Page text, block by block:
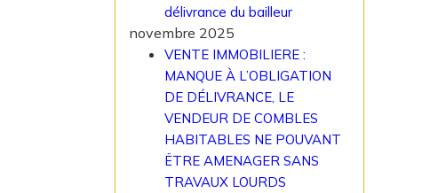
délivrance du bailleur
novembre 2025
VENTE IMMOBILIERE :
MANQUE À L’OBLIGATION
DE DÉLIVRANCE, LE
VENDEUR DE COMBLES
HABITABLES NE POUVANT
ËTRE AMENAGER SANS
TRAVAUX LOURDS